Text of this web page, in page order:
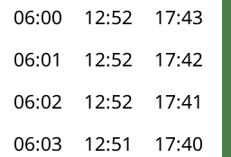
06:00 12:52 17:43
06:01 12:52 17:42
06:02 12:52 17:41
06:03 12:51 17:40